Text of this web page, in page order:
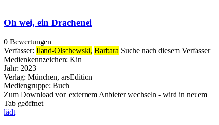
Oh wei, ein Drachenei
0 Bewertungen
Verfasser: Iland-Olschewski, Barbara Suche nach diesem Verfasser
Medienkennzeichen: Kin
Jahr: 2023
Verlag: München, arsEdition
Mediengruppe: Buch
Zum Download von externem Anbieter wechseln - wird in neuem
Tab geöffnet
lädt